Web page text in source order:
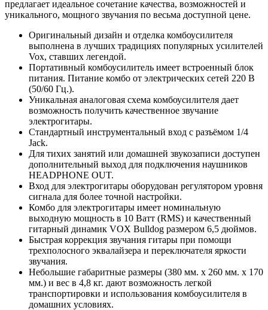
предлагает идеальное сочетание качества, возможностей и
уникального, мощного звучания по весьма доступной цене.
Оригинальный дизайн и отделка комбоусилителя
выполнена в лучших традициях популярных усилителей
Vox, ставших легендой.
Портативный комбоусилитель имеет встроенный блок
питания. Питание комбо от электрических сетей 220 В
(50/60 Гц.).
Уникальная аналоговая схема комбоусилителя дает
возможность получить качественное звучание
электрогитары.
Стандартный инструментальный вход с разъёмом 1/4
Jack.
Для тихих занятий или домашней звукозаписи доступен
дополнительный выход для подключения наушников
HEADPHONE OUT.
Вход для электрогитары оборудован регулятором уровня
сигнала для более точной настройки.
Комбо для электрогитары имеет номинальную
выходную мощность в 10 Ватт (RMS) и качественный
гитарный динамик VOX Bulldog размером 6,5 дюймов.
Быстрая коррекция звучания гитары при помощи
трехполосного эквалайзера и переключателя яркости
звучания.
Небольшие габаритные размеры (380 мм. х 260 мм. х 170
мм.) и вес в 4,8 кг. дают возможность легкой
транспортировки и использования комбоусилителя в
домашних условиях.